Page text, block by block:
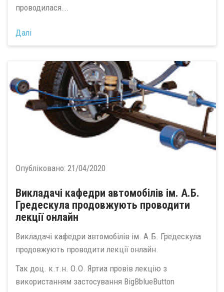
проводилася...
Далі
Опубліковано: 21/04/2020
Викладачі кафедри автомобілів ім. А.Б.
Гредескула продовжують проводити
лекції онлайн
Викладачі кафедри автомобілів ім. А.Б. Гредескула
продовжують проводити лекції онлайн.
Так доц. к.т.н. О.О. Яртиа провів лекцію з
використанням застосування BigBblueButton